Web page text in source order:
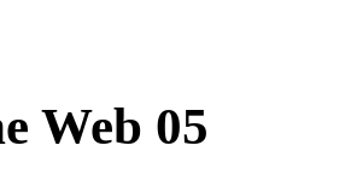
Web 05